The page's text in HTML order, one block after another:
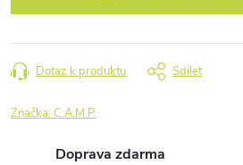
Dotaz k produktu Sdílet
Značka:C.A.M.P.
Doprava zdarma